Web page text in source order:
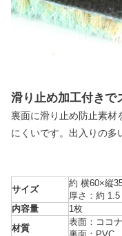
滑り止め加工付きで
裏面に滑り止め防止素材
にくいです。出入りの多
サイズ
約 横60×縦
厚さ：約 1.5
内容量
1枚
材質
表面：ココ